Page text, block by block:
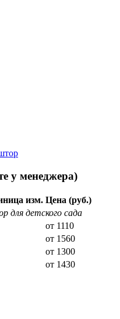
у менеджера)
изм. Цена (руб.)
для детского сада
от 1110
от 1560
от 1300
от 1430